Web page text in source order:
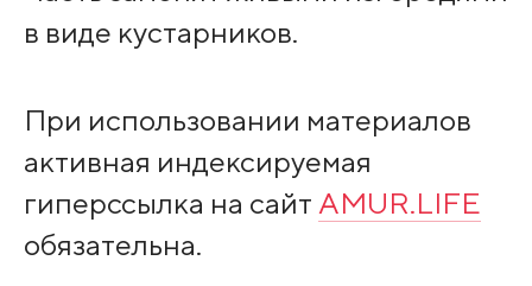
в виде кустарников.
При использовании материалов
активная индексируемая
гиперссылка на сайт AMUR.LIFE
обязательна.